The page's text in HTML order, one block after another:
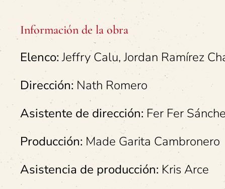
Información de la obra
Elenco:Jeffry Calu, Jordan Ramírez
Dirección: Nath Romero
Asistente de dirección: Fer Fer
Producción: Made Garita Cambronero
Asistencia de producción: Kris Arce